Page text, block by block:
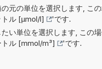
元の単位を選択します, こ
トル [µmol/l]
'です.
い単位を選択します, この
トル [mmol/m³]
'です.